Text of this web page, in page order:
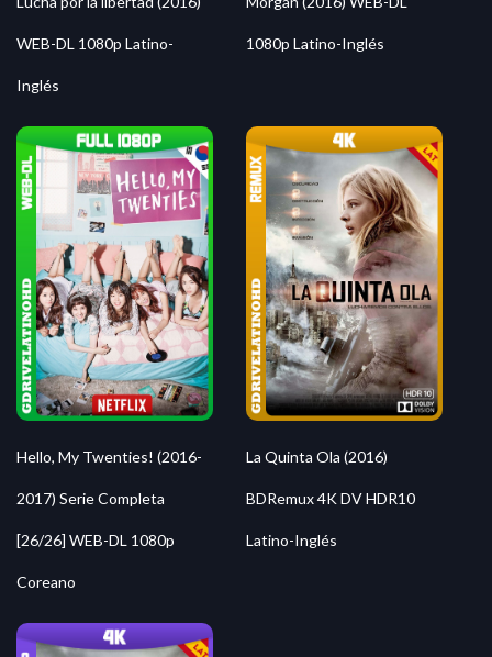
WEB-DL 1080p Latino-
Inglés
1080p Latino-Inglés
Hello, My Twenties! (2016-
2017) Serie Completa
[26/26] WEB-DL 1080p
Coreano
La Quinta Ola (2016)
BDRemux 4K DV HDR10
Latino-Inglés